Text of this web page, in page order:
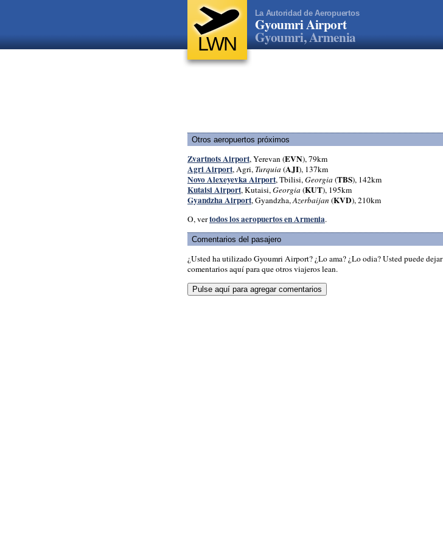
LWN
La Autoridad de Aeropuertos
Gyoumri Airport
Gyoumri, Armenia
Otros aeropuertos próximos
Zvartnots Airport, Yerevan (EVN), 79km
Agri Airport, Agri, Turquia (AJI), 137km
Novo Alexeyevka Airport, Tbilisi,Georgia (TBS), 142km
Kutaisi Airport, Kutaisi,Georgia (KUT), 195km
Gyandzha Airport, Gyandzha,Azerbaijan (KVD), 210km
O, vertodos los aeropuertos en Armenia.
Comentarios del pasajero
¿Usted ha utilizado Gyoumri Airport? ¿Lo ama? ¿Lo odia? Usted puede dejar
comentarios aquí para que otros viajeros lean.